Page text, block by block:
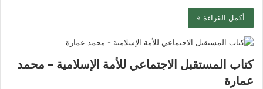
أكمل القراءة »
كتاب المستقبل الاجتماعي للأمة الإسلامية – محمد
عمارة